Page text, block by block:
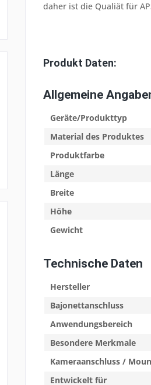
daher ist die Qualiät für
Produkt Daten:
Allgemeine
Geräte/Produkttyp
Material des Produktes
Produktfarbe
Länge
Breite
Höhe
Gewicht
Technische Daten
Hersteller
Bajonettanschluss
Anwendungsbereich
Besondere Merkmale
Kameraanschluss /
Entwickelt für